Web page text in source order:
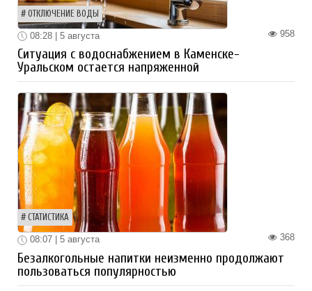
ОТКЛЮЧЕНИЕ ВОДЫ
958
08:28 | 5 августа
Ситуация с водоснабжением в Каменске-
Уральском остается напряженной
СТАТИСТИКА
368
08:07 | 5 августа
Безалкогольные напитки неизменно продолжают
пользоваться популярностью